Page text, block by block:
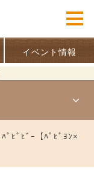
イベント情報
ﾊﾟﾋﾟﾋﾞｰ【ﾊﾟﾋﾟﾖﾝ×